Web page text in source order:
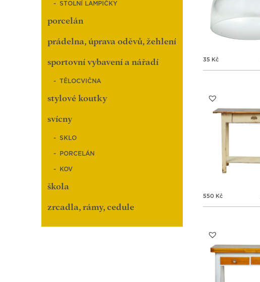
STOLNÍ LAMPIČKY
porcelán
prádelna, úprava oděvů, žehlení
sportovní vybavení a nářadí
TĚLOCVIČNA
stylové koutky
svícny
SKLO
PORCELÁN
KOV
škola
zrcadla, rámy, cedule
35 Kč
550 Kč